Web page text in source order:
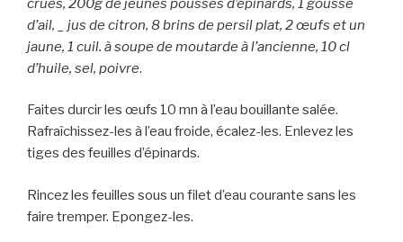
d’ail, _ jus de citron, 8 brins de persil plat, 2 œufs et un
jaune, 1 cuil. à soupe de moutarde à l’ancienne, 10 cl
d’huile, sel, poivre.
Faites durcir les œufs 10 mn à l’eau bouillante salée.
Rafraîchissez-les à l’eau froide, écalez-les. Enlevez les
tiges des feuilles d’épinards.
Rincez les feuilles sous un filet d’eau courante sans les
faire tremper. Epongez-les.